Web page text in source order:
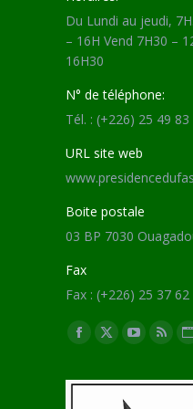
Du Lundi au jeudi,
– 16H Vend 7H30 –
16H30
N° de téléphone:
Tél. : (+226) 25 49 83
URL site web
Boite postale
03 BP 7030
Fax
Fax : (+226) 25 37
Trouvez nous sur :
Facebook
opens
X
opens
YouTube
opens
RSS